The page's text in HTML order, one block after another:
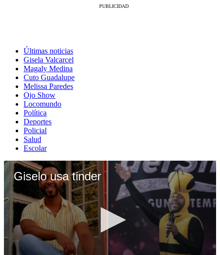
Últimas noticias
Gisela Valcarcel
Magaly Medina
Cuto Guadalupe
Melissa Paredes
Ojo Show
Locomundo
Política
Deportes
Policial
Salud
Escolar
Giselo usa tinder